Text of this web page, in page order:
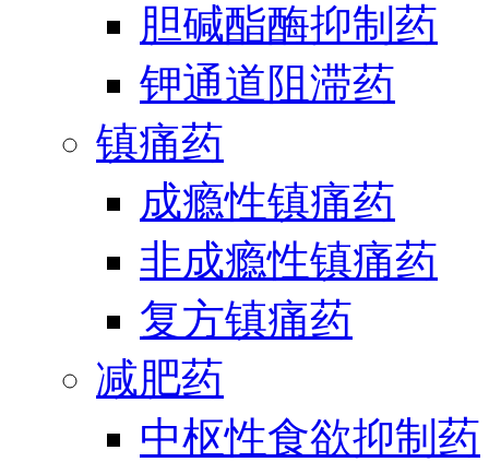
胆碱酯酶抑制药
钾通道阻滞药
镇痛药
成瘾性镇痛药
非成瘾性镇痛药
复方镇痛药
减肥药
中枢性食欲抑制药